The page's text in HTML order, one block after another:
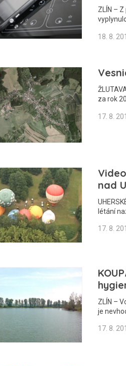
ZLÍN –
18. 8.
za rok
17. 8.
nad
létání
17. 8.
ZLÍN –
je
17. 8.